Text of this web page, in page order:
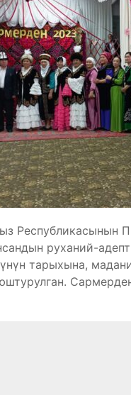
Республикасынын
руханий-
тарыхына,